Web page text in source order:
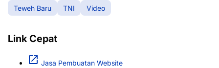
Teweh Baru
TNI Video
Link Cepat
Jasa Pembuatan Website